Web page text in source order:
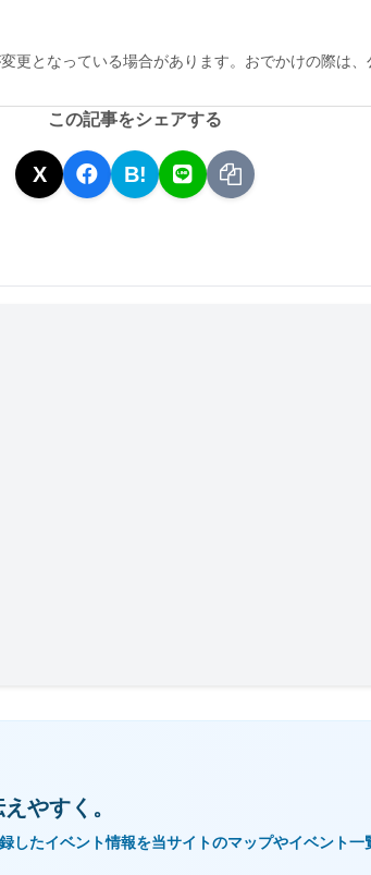
となっている場合があります。おでかけの際は
この記事をシェアする
X B!
やすく。
したイベント情報を当サイトのマップやイベント一